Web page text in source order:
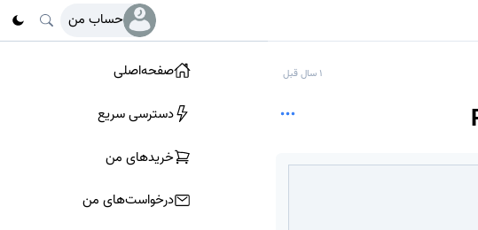
حساب من
1 سال قبل صفحه‌اصلی
دسترسی سریع
خرید‌های من
درخواست‌های من